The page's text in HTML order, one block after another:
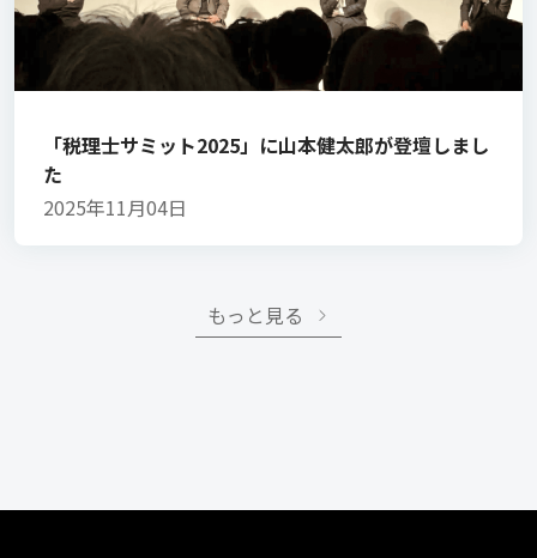
「税理士サミット2025」に山本健太郎が登壇しまし
た
2025年11月04日
もっと見る